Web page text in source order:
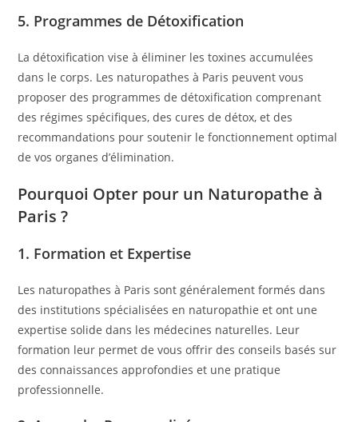
5. Programmes de Détoxification
La détoxification vise à éliminer les toxines accumulées
dans le corps. Les naturopathes à Paris peuvent vous
proposer des programmes de détoxification comprenant
des régimes spécifiques, des cures de détox, et des
recommandations pour soutenir le fonctionnement optimal
de vos organes d’élimination.
Pourquoi Opter pour un Naturopathe à
Paris ?
1. Formation et Expertise
Les naturopathes à Paris sont généralement formés dans
des institutions spécialisées en naturopathie et ont une
expertise solide dans les médecines naturelles. Leur
formation leur permet de vous offrir des conseils basés sur
des connaissances approfondies et une pratique
professionnelle.